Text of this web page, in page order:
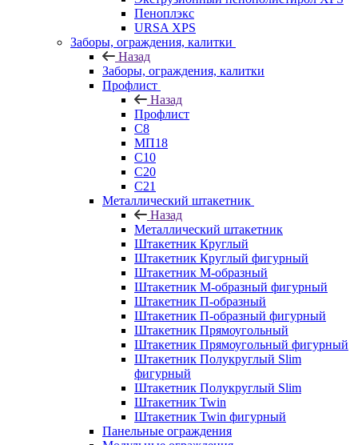
Пеноплэкс
URSA XPS
Заборы, ограждения, калитки
Назад
Заборы, ограждения, калитки
Профлист
Назад
Профлист
С8
МП18
С10
С20
С21
Металлический штакетник
Назад
Металлический штакетник
Штакетник Круглый
Штакетник Круглый фигурный
Штакетник М-образный
Штакетник М-образный фигурный
Штакетник П-образный
Штакетник П-образный фигурный
Штакетник Прямоугольный
Штакетник Прямоугольный фигурный
Штакетник Полукруглый Slim
фигурный
Штакетник Полукруглый Slim
Штакетник Twin
Штакетник Twin фигурный
Панельные ограждения